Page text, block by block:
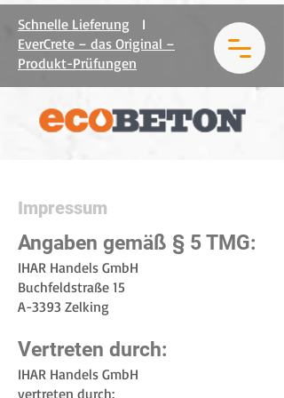
Schnelle Lieferung I
EverCrete – das Original –
Produkt-Prüfungen
Impressum
Angaben gemäß § 5 TMG:
IHAR Handels GmbH
Buchfeldstraße 15
A-3393 Zelking
Vertreten durch:
IHAR Handels GmbH
vertreten durch: